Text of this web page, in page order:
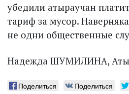
убедили атыраучан
тариф за мусор.
не одни общественные
Надежда ШУМИЛИНА,
Поделиться Поделиться